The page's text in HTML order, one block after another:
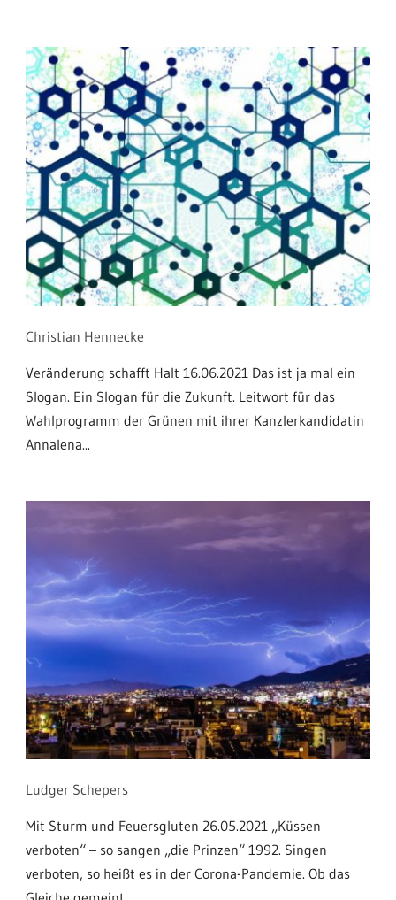
Christian Hennecke
Veränderung schafft Halt 16.06.2021 Das ist ja mal ein
Slogan. Ein Slogan für die Zukunft. Leitwort für das
Wahlprogramm der Grünen mit ihrer Kanzlerkandidatin
Annalena...
Ludger Schepers
Mit Sturm und Feuersgluten 26.05.2021 „Küssen
verboten“ – so sangen „die Prinzen“ 1992. Singen
verboten, so heißt es in der Corona-Pandemie. Ob das